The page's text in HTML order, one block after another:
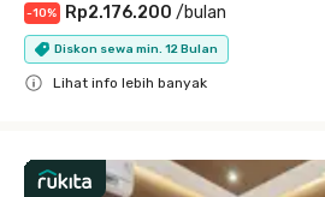
-10% Rp2.176.200 /bulan
Diskon sewa min. 12 Bulan
Lihat info lebih banyak